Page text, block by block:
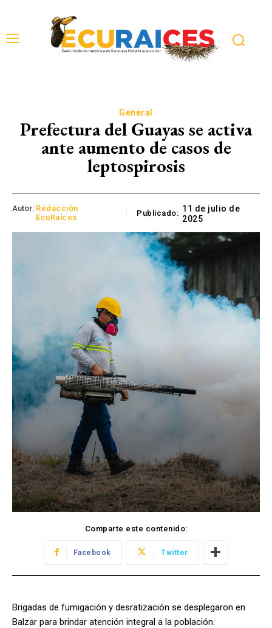
General
Prefectura del Guayas se activa
ante aumento de casos de
leptospirosis
Autor: Redacción
EcuRaíces
Publicado: 11 de julio de
2025
Comparte este contenido:
Facebook Twitter
Brigadas de fumigación y desratización se desplegaron en
Balzar para brindar atención integral a la población.